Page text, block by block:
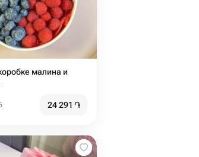
малина и
24 291 ֏